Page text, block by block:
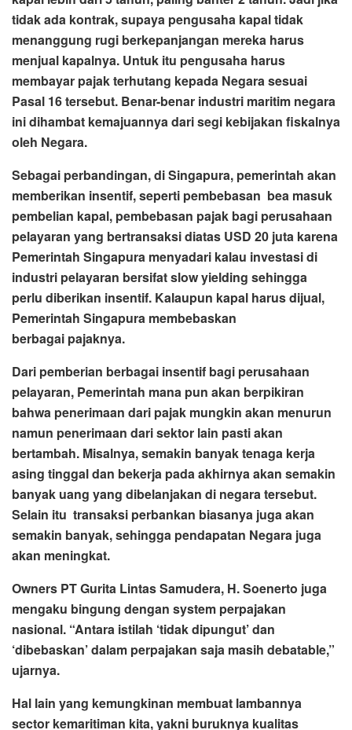
tidak ada kontrak, supaya pengusaha kapal tidak
menanggung rugi berkepanjangan mereka harus
menjual kapalnya. Untuk itu pengusaha harus
membayar pajak terhutang kepada Negara sesuai
Pasal 16 tersebut. Benar-benar industri maritim negara
ini dihambat kemajuannya dari segi kebijakan fiskalnya
oleh Negara.
Sebagai perbandingan, di Singapura, pemerintah akan
memberikan insentif, seperti pembebasan bea masuk
pembelian kapal, pembebasan pajak bagi perusahaan
pelayaran yang bertransaksi diatas USD 20 juta karena
Pemerintah Singapura menyadari kalau investasi di
industri pelayaran bersifat slow yielding sehingga
perlu diberikan insentif. Kalaupun kapal harus dijual,
Pemerintah Singapura membebaskan
berbagai pajaknya.
Dari pemberian berbagai insentif bagi perusahaan
pelayaran, Pemerintah mana pun akan berpikiran
bahwa penerimaan dari pajak mungkin akan menurun
namun penerimaan dari sektor lain pasti akan
bertambah. Misalnya, semakin banyak tenaga kerja
asing tinggal dan bekerja pada akhirnya akan semakin
banyak uang yang dibelanjakan di negara tersebut.
Selain itu transaksi perbankan biasanya juga akan
semakin banyak, sehingga pendapatan Negara juga
akan meningkat.
Owners PT Gurita Lintas Samudera, H. Soenerto juga
mengaku bingung dengan system perpajakan
nasional. “Antara istilah ‘tidak dipungut’ dan
‘dibebaskan’ dalam perpajakan saja masih debatable,”
ujarnya.
Hal lain yang kemungkinan membuat lambannya
sector kemaritiman kita, yakni buruknya kualitas